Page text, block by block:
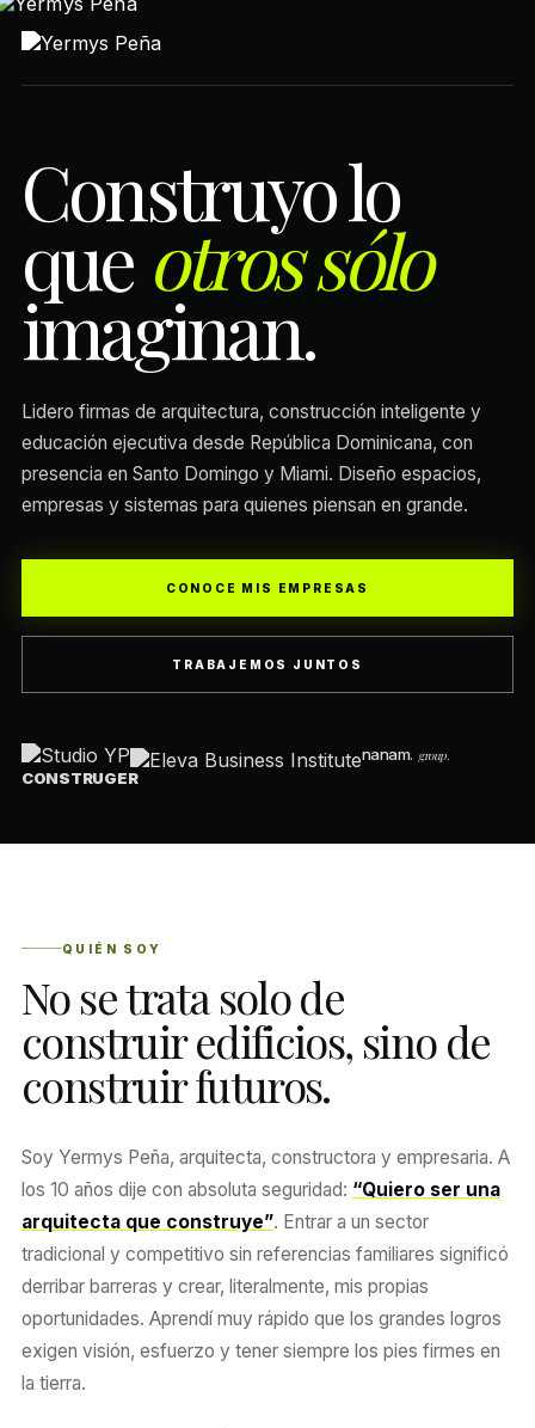
Construyo lo
que otros sólo
imaginan.
Lidero firmas de arquitectura, construcción inteligente y
educación ejecutiva desde República Dominicana, con
presencia en Santo Domingo y Miami. Diseño espacios,
empresas y sistemas para quienes piensan en grande.
CONOCE MIS EMPRESAS
TRABAJEMOS JUNTOS
nanam. group.
CONSTRUGER
QUIÉN SOY
No se trata solo de
construir edificios, sino de
construir futuros.
Soy Yermys Peña, arquitecta, constructora y empresaria. A
los 10 años dije con absoluta seguridad: “Quiero ser una
arquitecta que construye”. Entrar a un sector
tradicional y competitivo sin referencias familiares significó
derribar barreras y crear, literalmente, mis propias
oportunidades. Aprendí muy rápido que los grandes logros
exigen visión, esfuerzo y tener siempre los pies firmes en
la tierra.